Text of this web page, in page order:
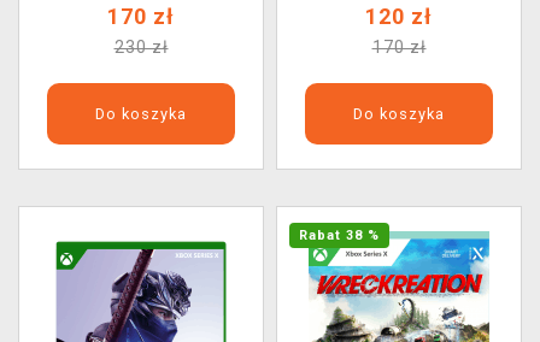
170 zł
230 zł
Do koszyka
120 zł
170 zł
Do koszyka
Rabat 38 %